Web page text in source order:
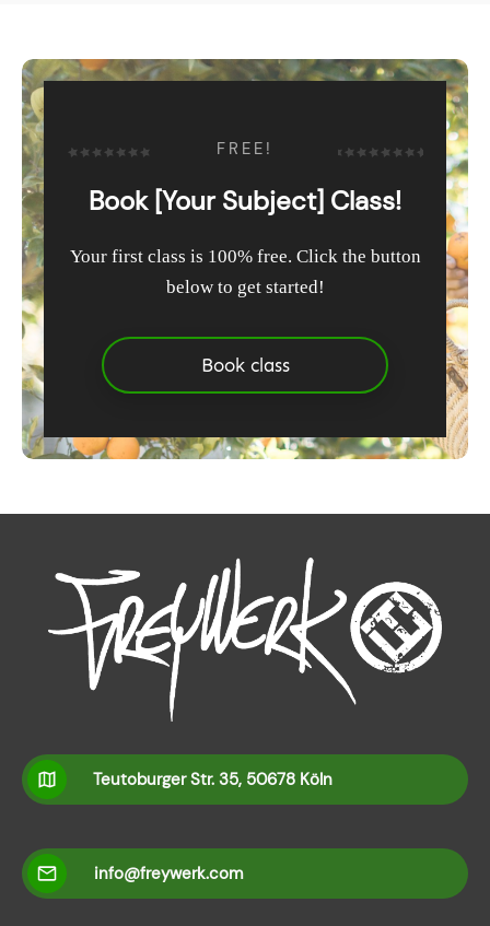
FREE!
Book [Your Subject] Class!
Your first class is 100% free. Click the button
below to get started!
Book class
Teutoburger Str. 35, 50678 Köln
info@freywerk.com